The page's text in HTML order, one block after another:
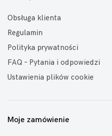
Obsługa klienta
Regulamin
Polityka prywatności
FAQ – Pytania i odpowiedzi
Ustawienia plików cookie
Moje zamówienie